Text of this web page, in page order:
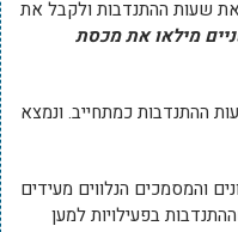
לסיים את שעות ההתנדבות ולקבל את
מילאו את מכסת
ההתנדבות כמתחייב. ונמצא
והמסמכים הנלווים מעידים
בפעילויות למען